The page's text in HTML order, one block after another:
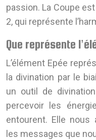
passion. La Coupe
2, qui représente
Que représente
L’élément Epée
la divination par le
un outil de
percevoir les
entourent. Elle nous
les messages que